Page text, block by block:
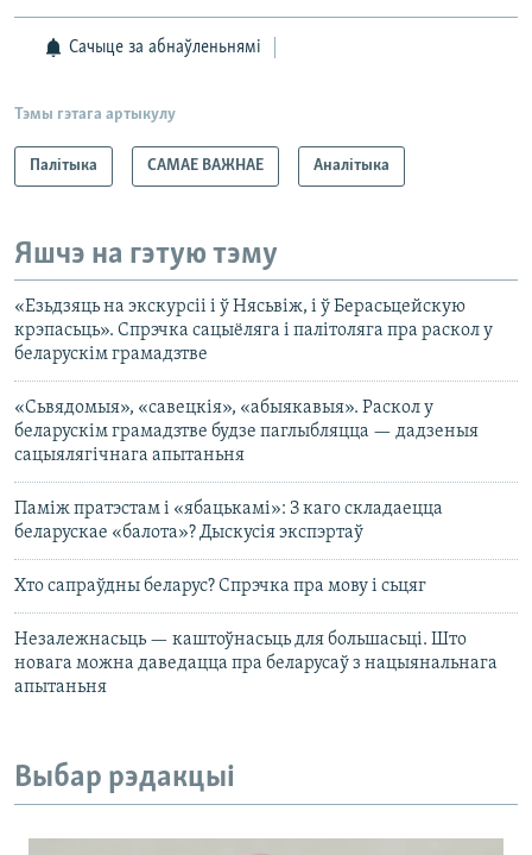
Сачыце за абнаўленьнямі
Тэмы гэтага артыкулу
Палітыка САМАЕ ВАЖНАЕ Аналітыка
Яшчэ на гэтую тэму
«Езьдзяць на экскурсіі і ў Нясьвіж, і ў Берасьцейскую
крэпасьць». Спрэчка сацыёляга і палітоляга пра раскол у
беларускім грамадзтве
«Сьвядомыя», «савецкія», «абыякавыя». Раскол у
беларускім грамадзтве будзе паглыбляцца — дадзеныя
сацыялягічнага апытаньня
Паміж пратэстам і «ябацькамі»: З каго складаецца
беларускае «балота»? Дыскусія экспэртаў
Хто сапраўдны беларус? Спрэчка пра мову і сьцяг
Незалежнасьць — каштоўнасьць для большасьці. Што
новага можна даведацца пра беларусаў з нацыянальнага
апытаньня
Выбар рэдакцыі